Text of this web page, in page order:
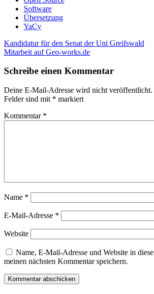
Software
Übersetzung
YaCy
Navigation
innerhalb
Beitrags
Kandidatur für den Senat der Uni Greifswald
Mitarbeit auf Geo-works.de
Schreibe einen Kommentar
Deine E-Mail-Adresse wird nicht veröffentlicht.
Felder sind mit * markiert
Kommentar *
Name *
E-Mail-Adresse *
Website
Name, E-Mail-Adresse und Website in
meinen nächsten Kommentar speichern.